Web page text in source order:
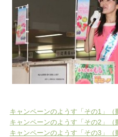
キャンペーンのようす「その1」（
キャンペーンのようす「その2」（
キャンペーンのようす「その3」（